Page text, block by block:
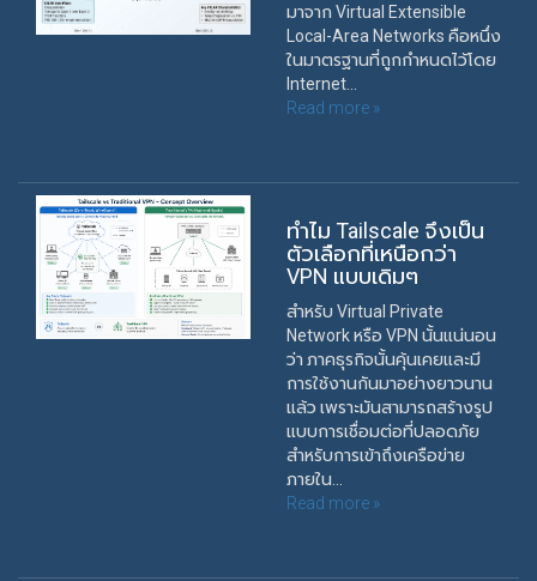
มาจาก Virtual Extensible
Local-Area Networks คือหนึ่ง
ในมาตรฐานที่ถูกกำหนดไว้โดย
Internet...
Read more »
ทำไม Tailscale จึงเป็น
ตัวเลือกที่เหนือกว่า
VPN แบบเดิมๆ
สำหรับ Virtual Private
Network หรือ VPN นั้นแน่นอน
ว่า ภาคธุรกิจนั้นคุ้นเคยและมี
การใช้งานกันมาอย่างยาวนาน
แล้ว เพราะมันสามารถสร้างรูป
แบบการเชื่อมต่อที่ปลอดภัย
สำหรับการเข้าถึงเครือข่าย
ภายใน...
Read more »